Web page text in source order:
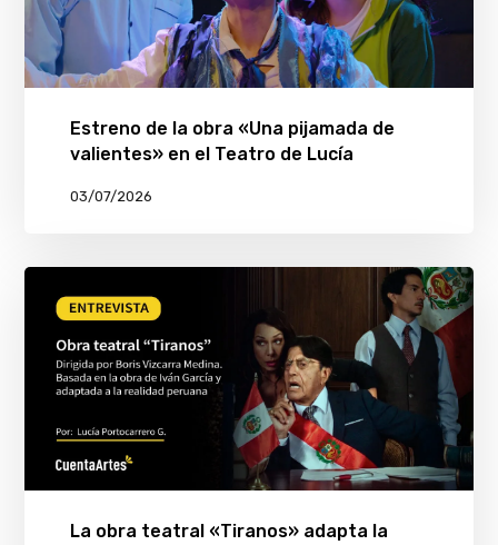
Estreno de la obra «Una pijamada de
valientes» en el Teatro de Lucía
03/07/2026
La obra teatral «Tiranos» adapta la